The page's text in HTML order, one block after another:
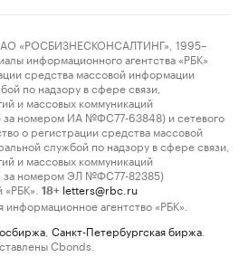
«РОСБИЗНЕСКОНСАЛТИНГ», 1995–
информационного агентства «РБК»
средства массовой информации
по надзору в сфере связи,
и массовых коммуникаций
за номером ИА №ФС77-63848) и сетевого
о регистрации средства массовой
службой по надзору в сфере связи,
и массовых коммуникаций
за номером ЭЛ №ФС77-82385)
18+ letters@rbc.ru
информационное агентство «РБК».
Санкт-Петербургская биржа
Cbonds.